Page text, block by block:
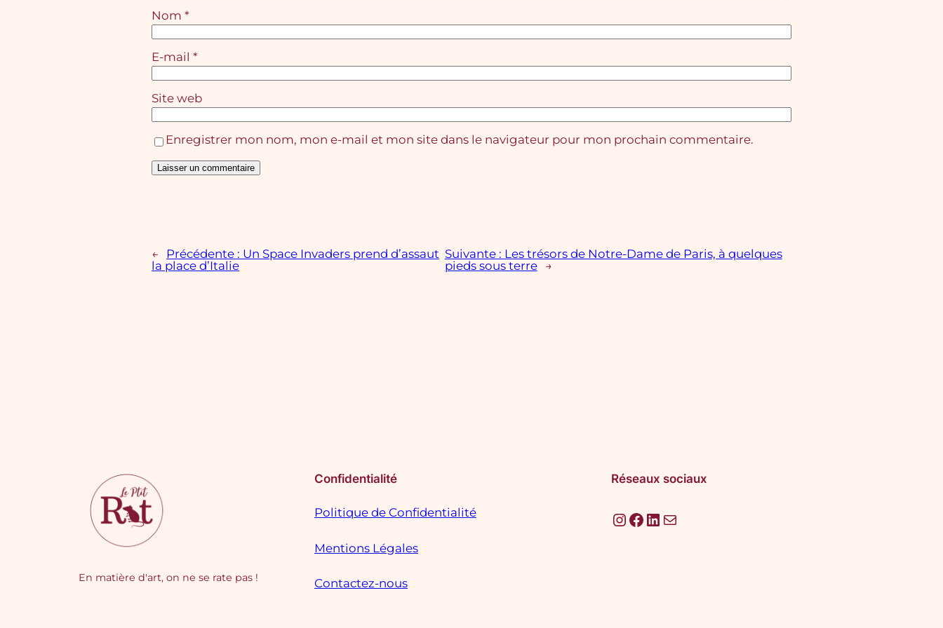
Nom *
E-mail *
Site web
Enregistrer mon nom, mon e-mail et mon site dans le navigateur pour mon prochain commentaire.
← Précédente : Un Space Invaders prend d’assaut
la place d’Italie
Suivante : Les trésors de Notre-Dame de Paris, à quelques
pieds sous terre
→
En matière d'art, on ne se rate pas !
Confidentialité
Politique de Confidentialité
Mentions Légales
Contactez-nous
Réseaux sociaux
InstagramFacebook LinkedIn E-mail